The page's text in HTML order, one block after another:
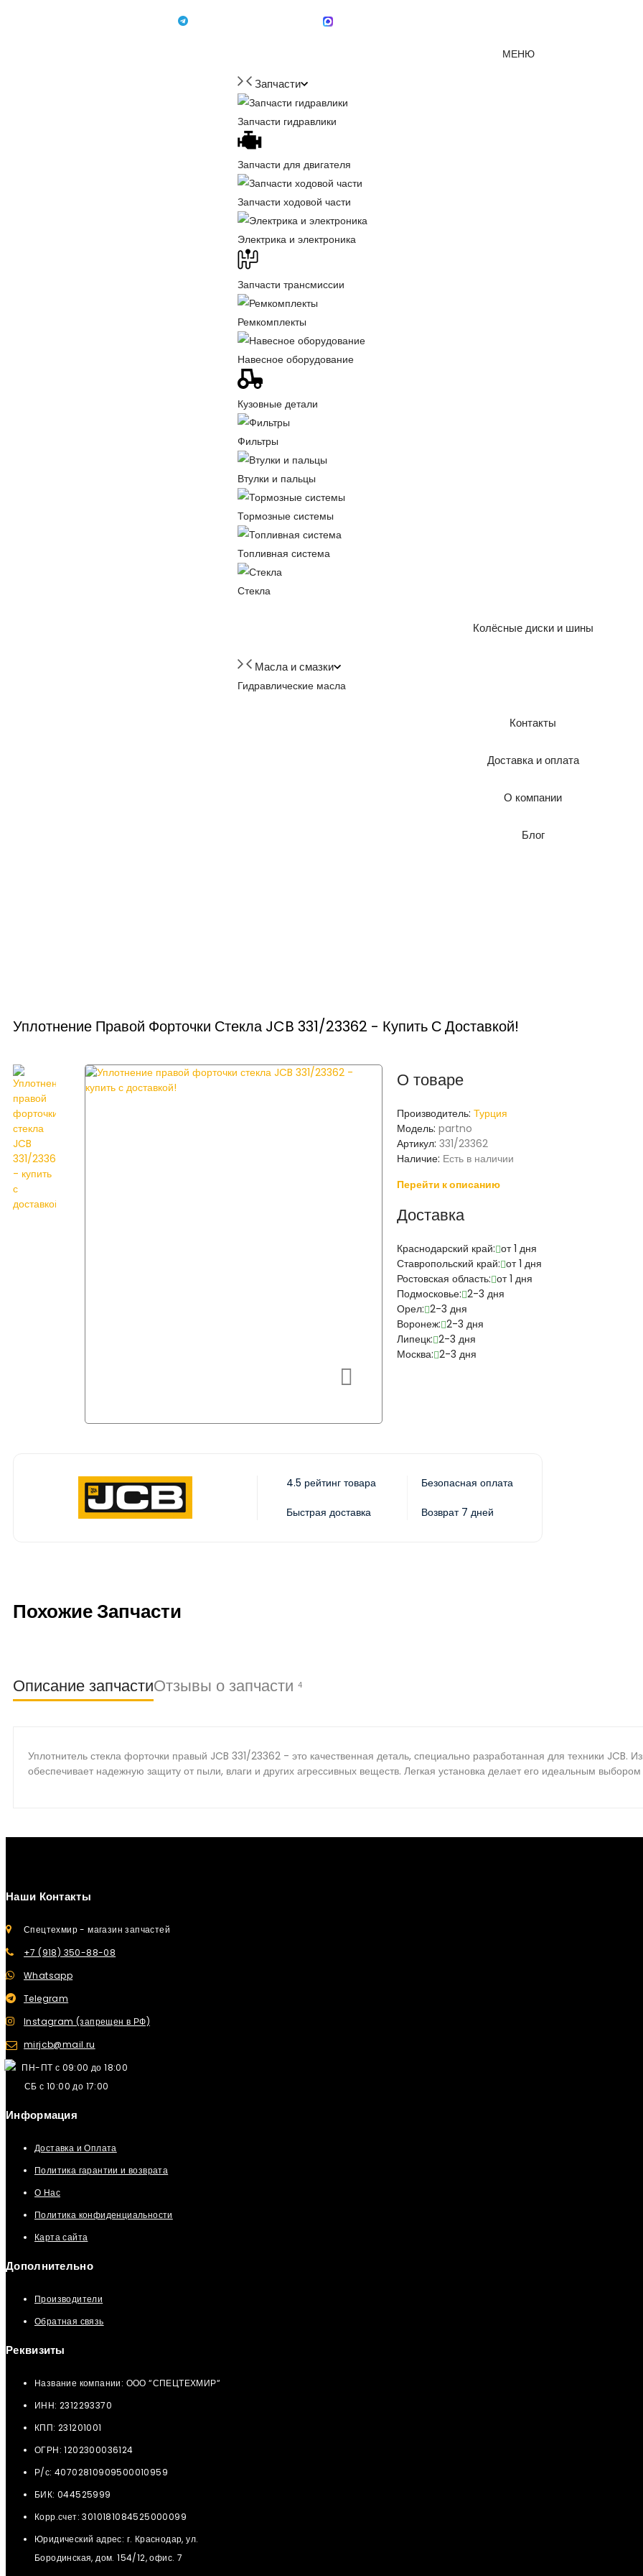
Мессенджер MAX
МЕНЮ
Запчасти
Запчасти гидравлики
Запчасти для двигателя
Запчасти ходовой части
Электрика и электроника
Запчасти трансмиссии
Ремкомплекты
Навесное оборудование
Кузовные детали
Фильтры
Втулки и пальцы
Тормозные системы
Топливная система
Стекла
Колёсные диски и шины
Масла и смазки
Гидравлические масла
Контакты
Доставка и оплата
О компании
Блог
Уплотнение Правой Форточки Стекла JCB 331/23362 - Купить С Доставкой!
О товаре
Производитель:Турция
Модель:partno
Артикул:331/23362
Наличие: Есть в наличии
Перейти к описанию
Доставка
Краснодарский край: от 1 дня
Ставропольский край: от 1 дня
Ростовская область: от 1 дня
Подмосковье: 2-3 дня
Орел: 2-3 дня
Воронеж: 2-3 дня
Липецк: 2-3 дня
Москва: 2-3 дня
4.5 рейтинг товара Безопасная оплата
Быстрая доставка Возврат 7 дней
Похожие Запчасти
Описание запчастиОтзывы о запчасти 4
Уплотнитель стекла форточки правый JCB 331/23362 - это качественная деталь, специально разработанная для техники JCB.
обеспечивает надежную защиту от пыли, влаги и других агрессивных веществ. Легкая установка делает его идеальным
Наши Контакты
Спецтехмир - магазин запчастей
+7 (918) 350-88-08
Whatsapp
Telegram
Instagram (запрещен в РФ)
mirjcb@mail.ru
ПН-ПТ с 09:00 до 18:00
СБ с 10:00 до 17:00
Информация
Доставка и Оплата
Политика гарантии и возврата
О Нас
Политика конфиденциальности
Карта сайта
Дополнительно
Производители
Обратная связь
Реквизиты
Название компании: ООО “СПЕЦТЕХМИР“
ИНН: 2312293370
КПП: 231201001
ОГРН: 1202300036124
Р/с: 40702810909500010959
БИК: 044525999
Корр.счет: 3010181084525000099
Юридический адрес: г. Краснодар, ул.
Бородинская, дом. 154/12, офис. 7